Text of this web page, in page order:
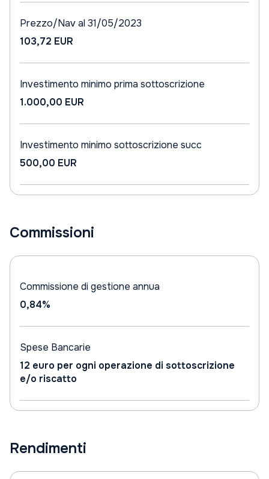
Prezzo/Nav al 31/05/2023
103,72 EUR
Investimento minimo prima sottoscrizione
1.000,00 EUR
Investimento minimo sottoscrizione succ
500,00 EUR
Commissioni
Commissione di gestione annua
0,84%
Spese Bancarie
12 euro per ogni operazione di sottoscrizione
e/o riscatto
Rendimenti